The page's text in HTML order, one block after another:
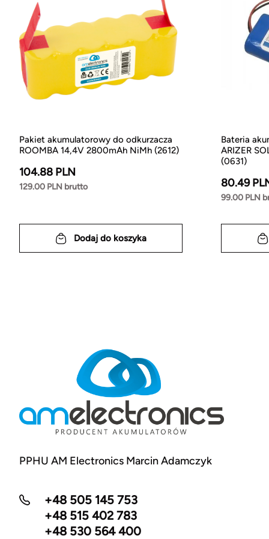
Pakiet akumulatorowy do odkurzacza
ROOMBA 14,4V 2800mAh NiMh (2612)
104.88 PLN
129.00 PLN brutto
Dodaj do koszyka
Bateria
ARIZER
(0631)
80.49
99.00 PLN
PPHU AM Electronics Marcin Adamczyk
+48 505 145 753
+48 515 402 783
+48 530 564 400